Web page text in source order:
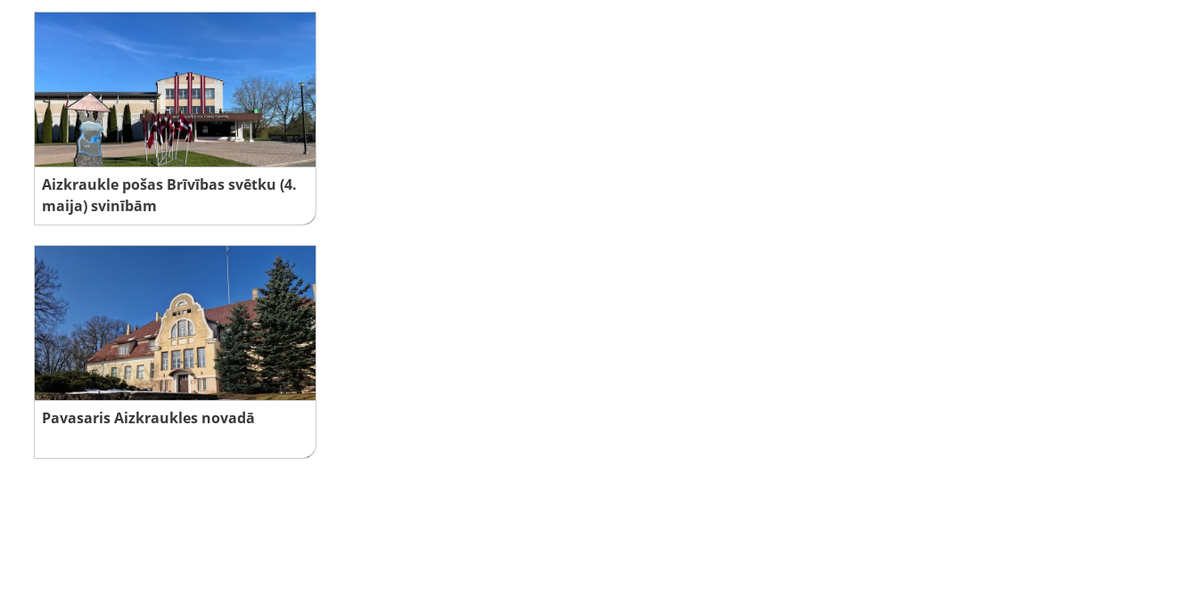
Aizkraukle pošas Brīvības svētku (4.
maija) svinībām
Pavasaris Aizkraukles novadā